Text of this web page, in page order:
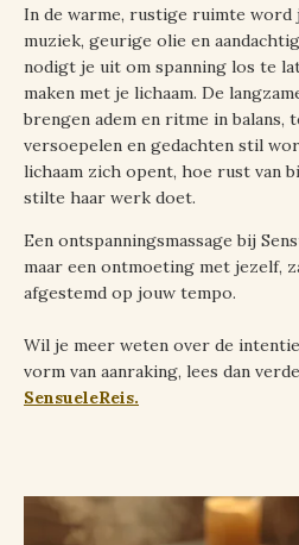
In de warme, rustige ruimte word
muziek, geurige olie en
nodigt je uit om spanning los te
maken met je lichaam. De
brengen adem en ritme in balans,
versoepelen en gedachten stil
lichaam zich opent, hoe rust van
stilte haar werk doet.
Een ontspanningsmassage bij
maar een ontmoeting met jezelf,
afgestemd op jouw tempo.
Wil je meer weten over de
vorm van aanraking, lees dan
SensueleReis.